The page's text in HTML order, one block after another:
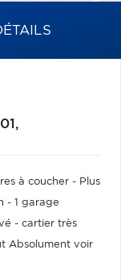
à coucher - Plus
- 1 garage
- cartier très
Absolument voir